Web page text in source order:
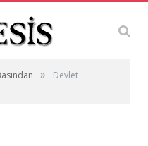
»
Devlet